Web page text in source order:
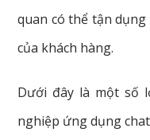
quan có thể tận
của khách hàng.
Dưới đây là một số
nghiệp ứng dụng